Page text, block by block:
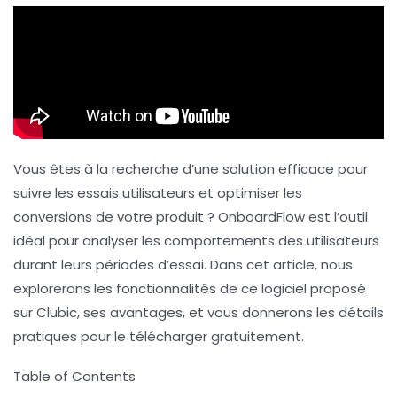
Vous êtes à la recherche d’une solution efficace pour
suivre les essais utilisateurs et optimiser les
conversions de votre produit ? OnboardFlow est l’outil
idéal pour analyser les comportements des utilisateurs
durant leurs périodes d’essai. Dans cet article, nous
explorerons les fonctionnalités de ce logiciel proposé
sur Clubic, ses avantages, et vous donnerons les détails
pratiques pour le télécharger gratuitement.
Table of Contents